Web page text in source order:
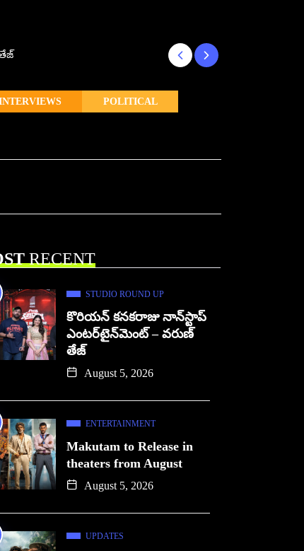
POLITICAL
RECENT
STUDIO ROUND UP
కొరియన్ కనకరాజు నాన్‌స్టాప్
ఎంటర్‌టైన్‌మెంట్ – వరుణ్
తేజ్
August 5, 2026
ENTERTAINMENT
Makutam to Release in
theaters from August
August 5, 2026
UPDATES